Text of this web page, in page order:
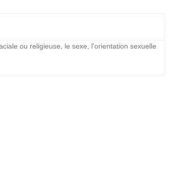
ou religieuse, le sexe, l'orientation sexuelle